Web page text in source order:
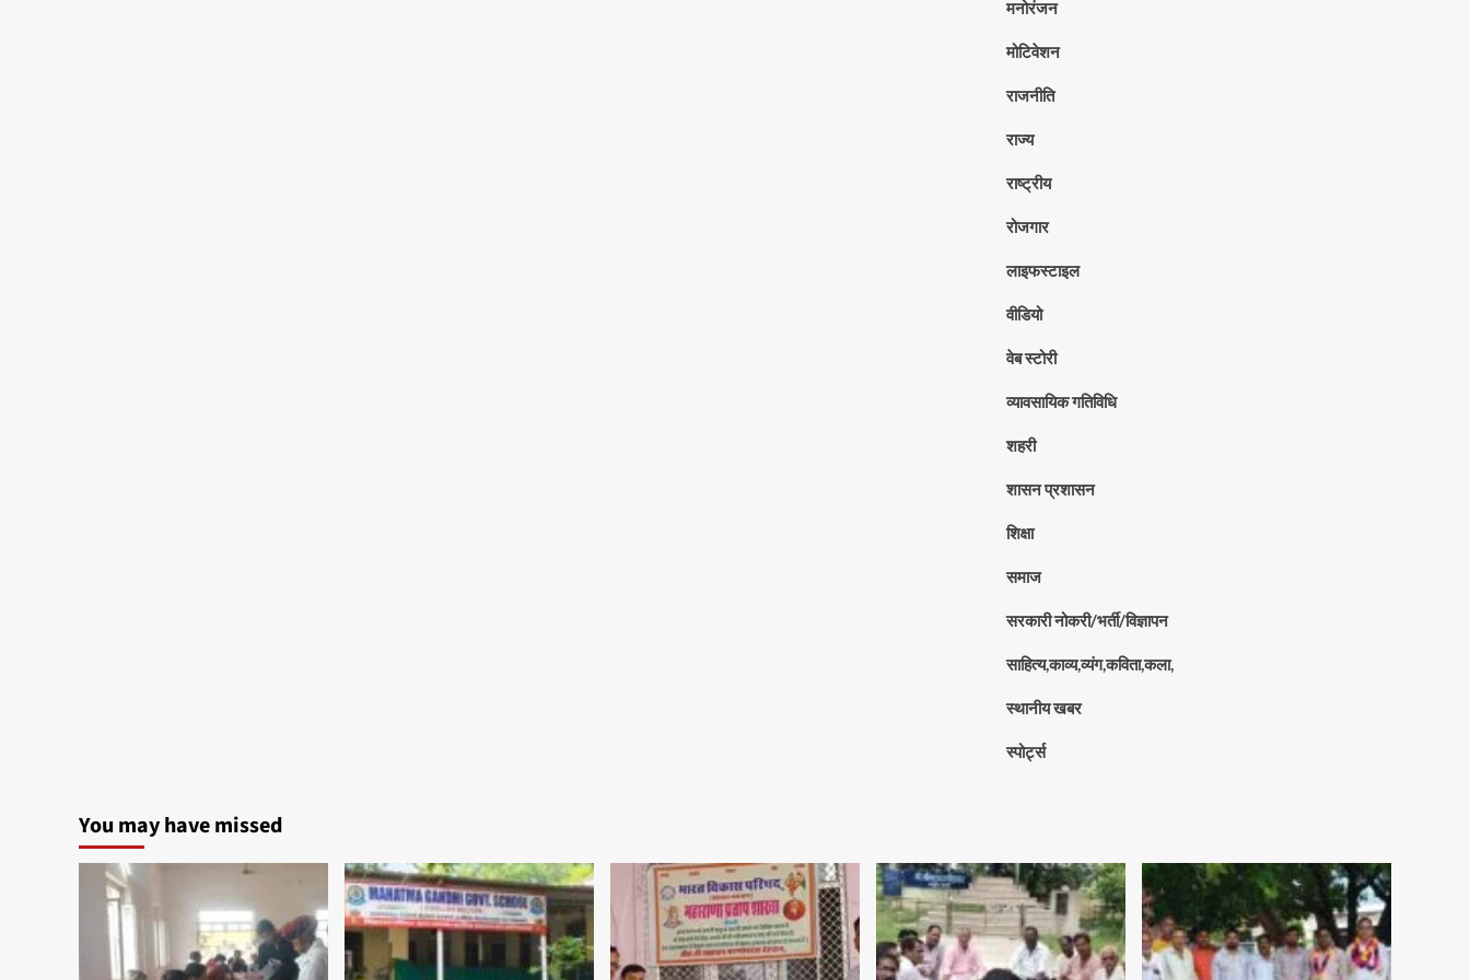
मनोरंजन
मोटिवेशन
राजनीति
राज्य
राष्ट्रीय
रोजगार
लाइफस्टाइल
वीडियो
वेब स्टोरी
व्यावसायिक गतिविधि
शहरी
शासन प्रशासन
शिक्षा
समाज
सरकारी नोकरी/भर्ती/विज्ञापन
साहित्य,काव्य,व्यंग,कविता,कला,
स्थानीय खबर
स्पोर्ट्स
You may have missed